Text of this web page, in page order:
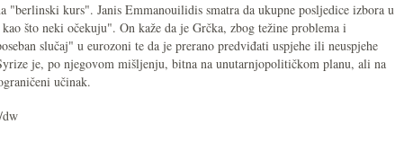
"berlinski kurs". Janis Emmanouilidis smatra da ukupne posljedice izbora u
što neki očekuju". On kaže da je Grčka, zbog težine problema i
slučaj" u eurozoni te da je prerano predviđati uspjehe ili neuspjehe
je, po njegovom mišljenju, bitna na unutarnjopolitičkom planu, ali na
učinak.
dw